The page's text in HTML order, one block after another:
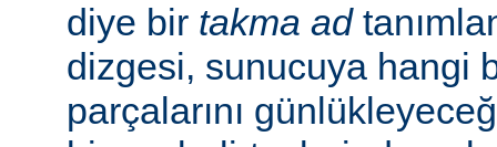
diye bir takma ad
dizgesi, sunucuya hangi
parçalarını